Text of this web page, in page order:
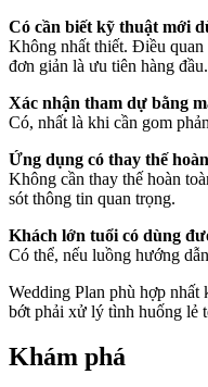
Có cần biết kỹ thuật mới
Không nhất thiết. Điều quan
đơn giản là ưu tiên hàng đầu.
Xác nhận tham dự bằng
Có, nhất là khi cần gom
Ứng dụng có thay thế
Không cần thay thế hoàn
sót thông tin quan trọng.
Khách lớn tuổi có dùng
Có thể, nếu luồng hướng
Wedding Plan phù hợp
bớt phải xử lý tình huống lẻ
Khám phá